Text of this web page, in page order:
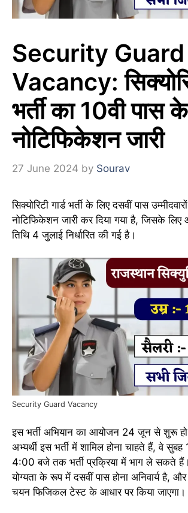
Security Guard
Vacancy:
भर्ती का 10वी पास
नोटिफिकेशन जारी
27 June 2024 by Sourav
सिक्योरिटी गार्ड भर्ती के लिए दसवीं पास
नोटिफिकेशन जारी कर दिया गया है, जिसके
तिथि 4 जुलाई निर्धारित की गई है।
Security Guard Vacancy
इस भर्ती अभियान का आयोजन 24 जून से शुरू
अभ्यर्थी इस भर्ती में शामिल होना चाहते हैं, वे
4:00 बजे तक भर्ती प्रक्रिया में भाग ले सकते
योग्यता के रूप में दसवीं पास होना अनिवार्य है, और
चयन फिजिकल टेस्ट के आधार पर किया जाएगा।